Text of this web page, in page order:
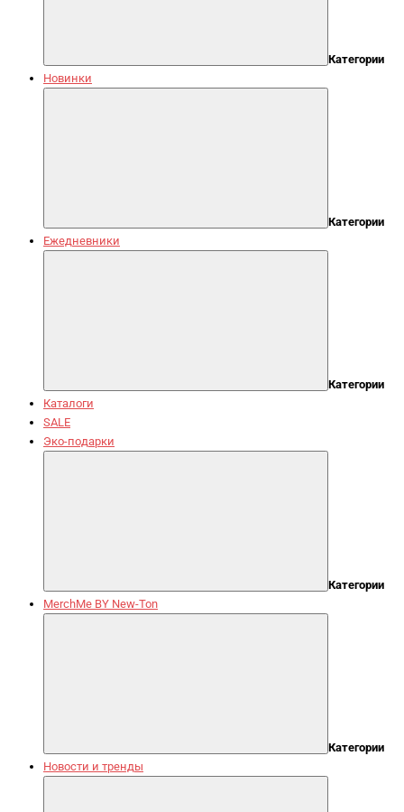
Категории
Новинки
Категории
Ежедневники
Категории
Каталоги
SALE
Эко-подарки
Категории
MerchMe BY New-Ton
Категории
Новости и тренды